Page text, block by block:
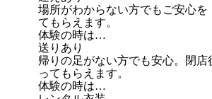
場所がわからない方でもご安心を
てもらえます。
体験の時は…
送りあり
帰りの足がない方でも安心。閉店
ってもらえます。
体験の時は…